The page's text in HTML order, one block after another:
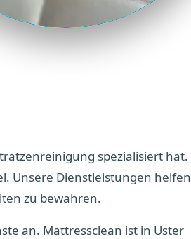
spezialisiert hat.
Unsere Dienstleistungen helfen
zu bewahren.
an. Mattressclean ist in Uster